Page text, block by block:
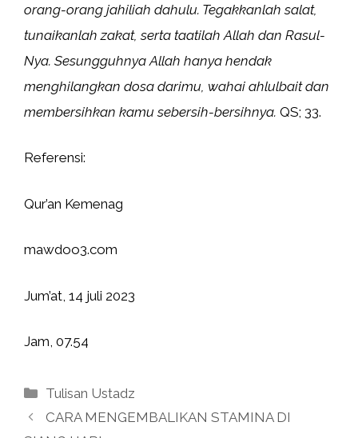
orang-orang jahiliah dahulu. Tegakkanlah salat,
tunaikanlah zakat, serta taatilah Allah dan Rasul-
Nya. Sesungguhnya Allah hanya hendak
menghilangkan dosa darimu, wahai ahlulbait dan
membersihkan kamu sebersih-bersihnya. QS; 33.
Referensi:
Qur’an Kemenag
mawdoo3.com
Jum’at, 14 juli 2023
Jam, 07.54
Kategori
Tulisan Ustadz
CARA MENGEMBALIKAN STAMINA DI